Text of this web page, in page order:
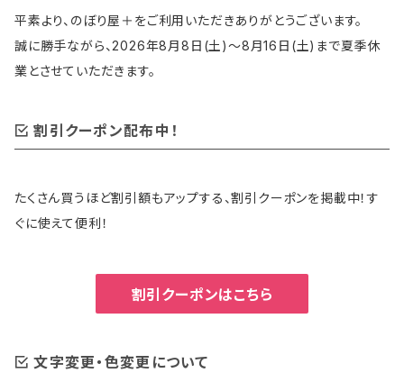
平素より、のぼり屋＋をご利用いただきありがとうございます。
誠に勝手ながら、2026年8月8日(土)〜8月16日(土)まで夏季休
業とさせていただきます。
割引クーポン配布中！
たくさん買うほど割引額もアップする、割引クーポンを掲載中！す
ぐに使えて便利！
割引クーポンはこちら
文字変更・色変更について